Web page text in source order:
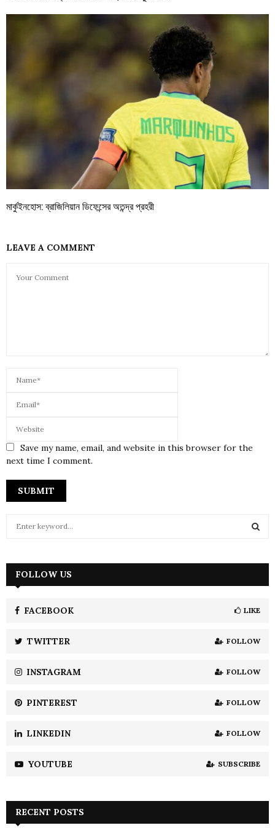
মার্কুইনহোস: ব্রাজিলিয়ান ডিফেন্সের অতন্দ্র প্রহরী
LEAVE A COMMENT
Save my name, email, and website in this browser for the
next time I comment.
h
H
FOLLOW US
FACEBOOK LIKE
TWITTER FOLLOW
INSTAGRAM FOLLOW
PINTEREST FOLLOW
LINKEDIN FOLLOW
YOUTUBE SUBSCRIBE
RECENT POSTS